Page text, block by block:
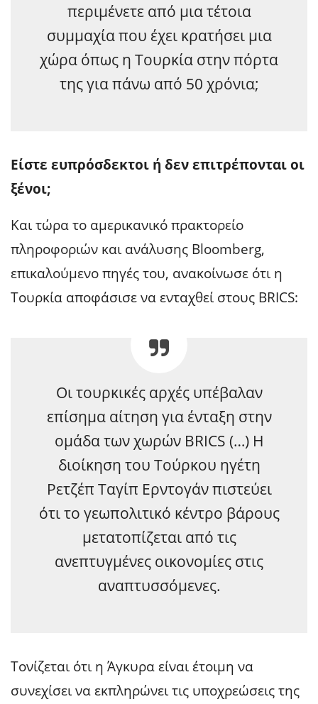
περιμένετε από μια τέτοια
συμμαχία που έχει κρατήσει μια
χώρα όπως η Τουρκία στην πόρτα
της για πάνω από 50 χρόνια;
Είστε ευπρόσδεκτοι ή δεν επιτρέπονται οι
ξένοι;
Και τώρα το αμερικανικό πρακτορείο
πληροφοριών και ανάλυσης Bloomberg,
επικαλούμενο πηγές του, ανακοίνωσε ότι η
Τουρκία αποφάσισε να ενταχθεί στους BRICS:
Οι τουρκικές αρχές υπέβαλαν
επίσημα αίτηση για ένταξη στην
ομάδα των χωρών BRICS (…) Η
διοίκηση του Τούρκου ηγέτη
Ρετζέπ Ταγίπ Ερντογάν πιστεύει
ότι το γεωπολιτικό κέντρο βάρους
μετατοπίζεται από τις
ανεπτυγμένες οικονομίες στις
αναπτυσσόμενες.
Τονίζεται ότι η Άγκυρα είναι έτοιμη να
συνεχίσει να εκπληρώνει τις υποχρεώσεις της